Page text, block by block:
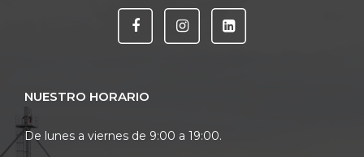
NUESTRO HORARIO
De lunes a viernes de 9:00 a 19:00.